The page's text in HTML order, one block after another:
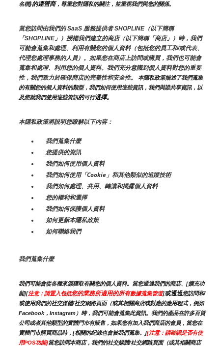
名稱}的運營商，尊重您對隱私的關注，並重視我們與您的關係。
當您訪問由我們的 SaaS 服務提供者 SHOPLINE（以下簡稱
「SHOPLINE」）授權我們建立的商店（以下簡稱「商店」）時，我們
可能會蒐集和處理、利用有關您的個人資料（包括您的員工和/或代表、
代理您處理事務的人員）。如果您在商店上訪問或購買，我們也可能會
蒐集和處理、利用您的個人資料。我們充分意識到個人資料對您的重要
性，我們致力於確保商店的完整性和安全性。
本隱私政策描述了我們蒐集
的有關您的個人資料的類型，我們如何使用這些資訊，我們與誰共享資訊，以
及您就我們使用這些資訊的可行選擇。
本隱私政策將説明您瞭解以下內容：
我們蒐集什麼
您提供的資訊
我們如何使用個人資料
我們如何使用「Cookie」和其他類似的追蹤技術
我們如何處理、共用、轉讓和揭露個人資料
您的權利和選擇
我們如何保護個人資料
如何更新本隱私政策
如何聯絡我們
我們蒐集什麼
我們可能會從各種來源獲取有關您的個人資料。當您通過我們的商店、[擴充功
能][注意：請置入包括您的業務所適用的所有數據蒐集管道]或通過您訪問和/
或使用我們的社交媒體/社交網路頁面（或其相關商店或對應的應用程式，例如
Facebook，Instagram）時，我們可能會蒐集此資訊。我們的產品在許多百貨
公司或者其他類型的實體門市有販售，如果您有加入我們商店的會員，當您在
實體門市購買商品時，[相關的紀錄也會被我們蒐集。][注意：請確認是否有使
用POS功能]當您訪問本商店，我們的社交媒體/社交網路頁面（或其相關商店